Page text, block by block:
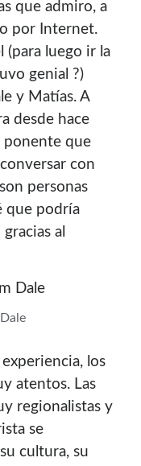
que admiro, a
por Internet.
(para luego ir la
genial ?)
y Matías. A
desde hace
ponente que
con
personas
que podría
al
los
atentos. Las
regionalistas y
se
cultura, su